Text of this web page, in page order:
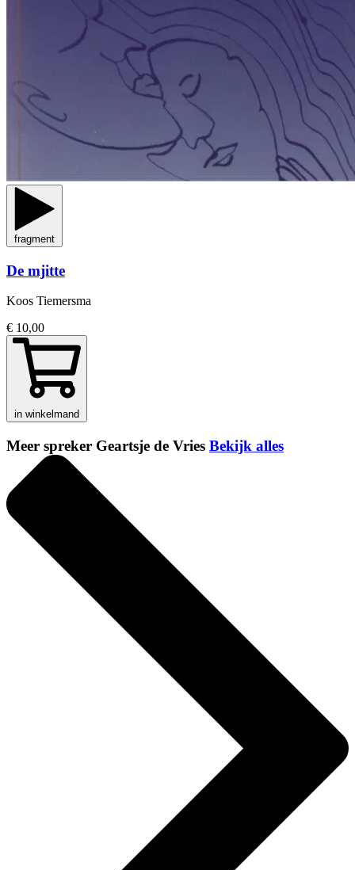
fragment
De mjitte
Koos Tiemersma
€ 10,00
in winkelmand
Meer spreker Geartsje de Vries Bekijk alles